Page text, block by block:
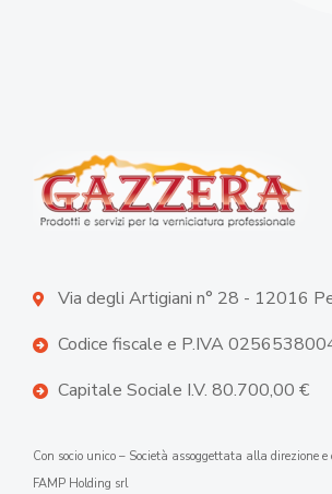
Via degli Artigiani n° 28 - 12016
Codice fiscale e P.IVA
Capitale Sociale I.V. 80.700,00 €
Con socio unico – Società assoggettata alla direzione
FAMP Holding srl